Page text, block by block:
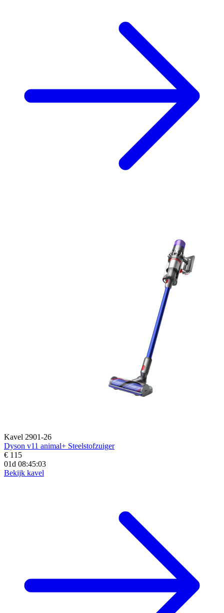
Kavel 2901-26
Dyson v11 animal+ Steelstofzuiger
€ 115
01d 08:45:02
Bekijk kavel